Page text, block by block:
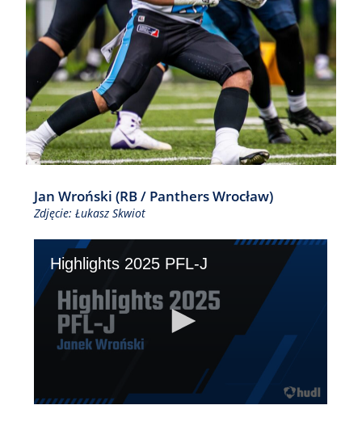
Jan Wroński (RB / Panthers Wrocław)
Zdjęcie: Łukasz Skwiot